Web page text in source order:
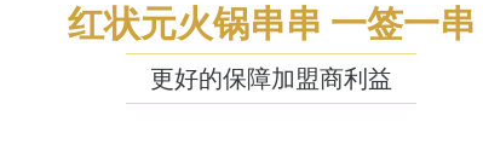
红状元火锅串串 一签一串
更好的保障加盟商利益